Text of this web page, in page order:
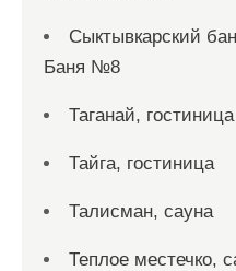
Сыктывкарский
Баня №8
Таганай, гостиница
Тайга, гостиница
Талисман, сауна
Теплое местечко,